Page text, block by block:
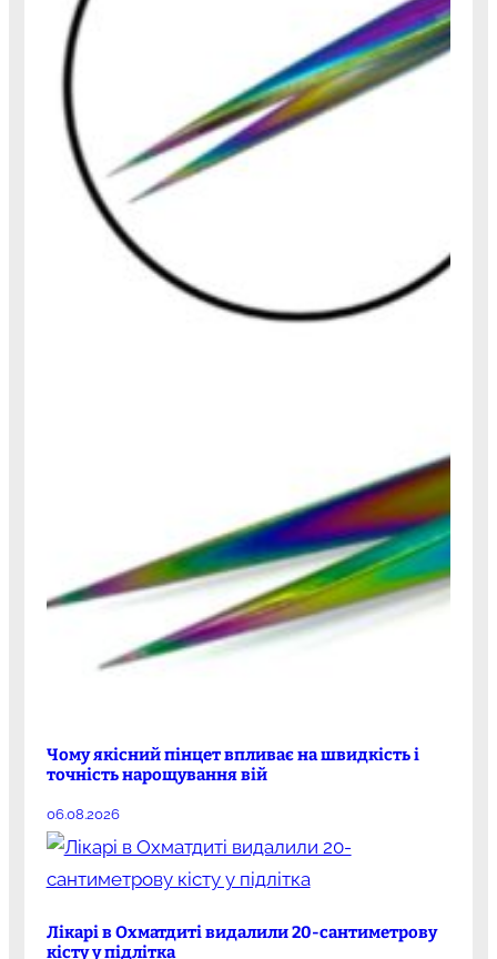
Чому якісний пінцет впливає на швидкість і
точність нарощування вій
06.08.2026
Лікарі в Охматдиті видалили 20-сантиметрову
кісту у підлітка